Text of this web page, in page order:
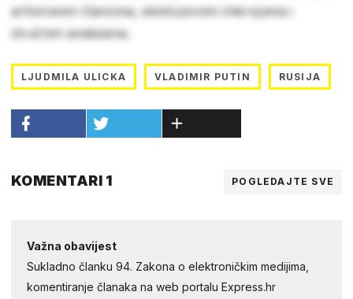
arhiviranim člancima, ekskluzivnim intervjuima i
stručnim analizama.
LJUDMILA ULICKA VLADIMIR PUTIN RUSIJA
KOMENTARI 1 POGLEDAJTE SVE
Važna obavijest
Sukladno članku 94. Zakona o elektroničkim medijima,
komentiranje članaka na web portalu Express.hr